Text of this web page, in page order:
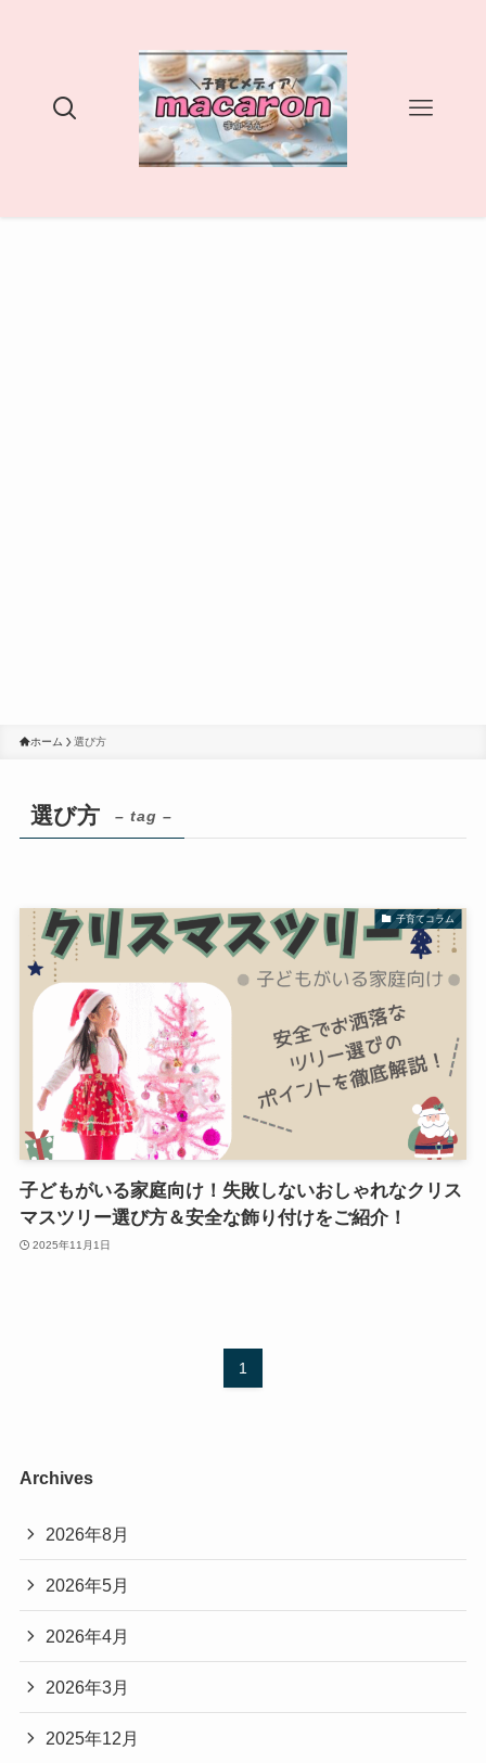
ホーム 選び方
選び方 – tag –
子育てコラム
子どもがいる家庭向け！失敗しないおしゃれなクリス
マスツリー選び方＆安全な飾り付けをご紹介！
2025年11月1日
1
Archives
2026年8月
2026年5月
2026年4月
2026年3月
2025年12月